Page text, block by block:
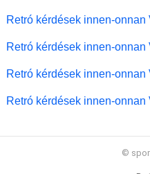
Retró kérdések innen-
Retró kérdések innen-
Retró kérdések innen-onnan
Retró kérdések innen-
©